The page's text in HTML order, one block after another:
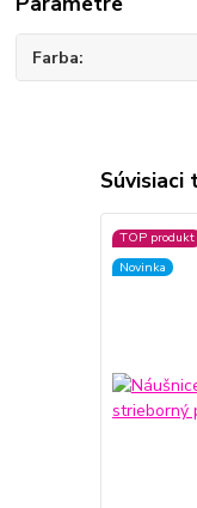
Farba
Súvisiaci
TOP produkt
Novinka